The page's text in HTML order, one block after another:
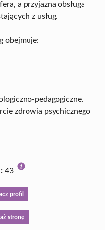
a przyjazna obsługa
z usług.
obejmuje:
pedagogiczne.
zdrowia psychicznego
43
profil
stronę